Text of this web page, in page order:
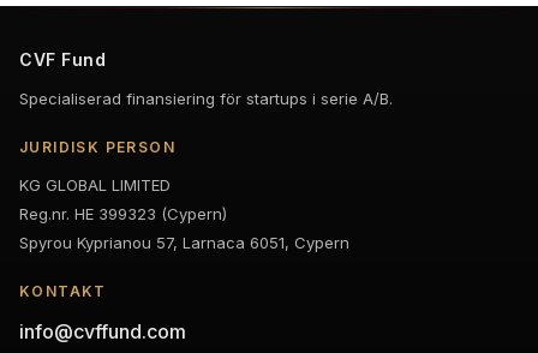
CVF Fund
Specialiserad finansiering för startups i serie A/B.
JURIDISK PERSON
KG GLOBAL LIMITED
Reg.nr. HE 399323 (Cypern)
Spyrou Kyprianou 57, Larnaca 6051, Cypern
KONTAKT
info@cvffund.com